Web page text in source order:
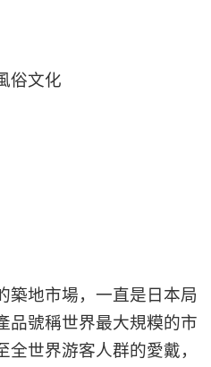
俗文化
築地市場，一直是日本局
品號稱世界最大規糢的市
世界游客人群的愛戴，